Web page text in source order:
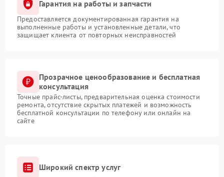
Гарантия на работы и запчасти
Предоставляется документированная гарантия на
выполненные работы и установленные детали, что
защищает клиента от повторных неисправностей
Прозрачное ценообразование и бесплатная
консультация
Точные прайс-листы, предварительная оценка стоимости
ремонта, отсутствие скрытых платежей и возможность
бесплатной консультации по телефону или онлайн на
сайте
Широкий спектр услуг